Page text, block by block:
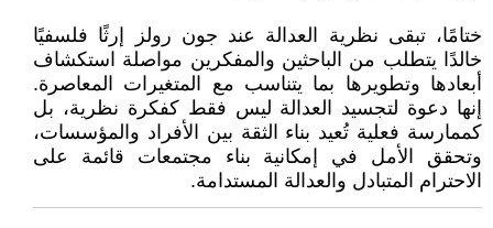
ختامًا، تبقى نظرية العدالة عند جون رولز إرثًا فلسفيًا
خالدًا يتطلب من الباحثين والمفكرين مواصلة استكشاف
أبعادها وتطويرها بما يتناسب مع المتغيرات المعاصرة.
إنها دعوة لتجسيد العدالة ليس فقط كفكرة نظرية، بل
كممارسة فعلية تُعيد بناء الثقة بين الأفراد والمؤسسات،
وتحقق الأمل في إمكانية بناء مجتمعات قائمة على
الاحترام المتبادل والعدالة المستدامة.